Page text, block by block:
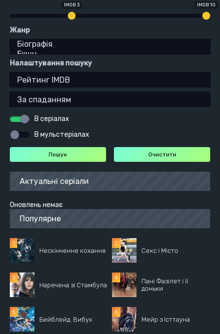
IMDB 3 IMDB 10
Жанр
Налаштування пошуку
В серіалах
В мульстеріалах
Актуальні серіали
Оновлень немає
Популярне
Нескінченне кохання Секс і Місто
Наречена зі Стамбула
Пані Фазілет і її
доньки
Бейблейд. Вибух Мейр з Істтауна